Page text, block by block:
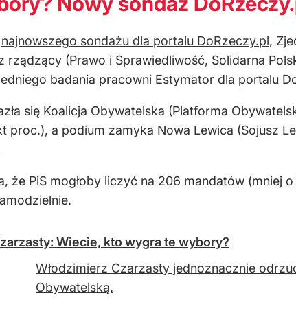
najnowszego sondażu dla portalu DoRzeczy.pl,
rządzący (Prawo i Sprawiedliwość, Solidarna
badania pracowni Estymator dla portalu
się Koalicja Obywatelska (Platforma
proc.), a podium zamyka Nowa Lewica (Sojusz
że PiS mogłoby liczyć na 206 mandatów
Wiecie, kto wygra te wybory?
Włodzimierz Czarzasty jednoznacznie
Obywatelską.